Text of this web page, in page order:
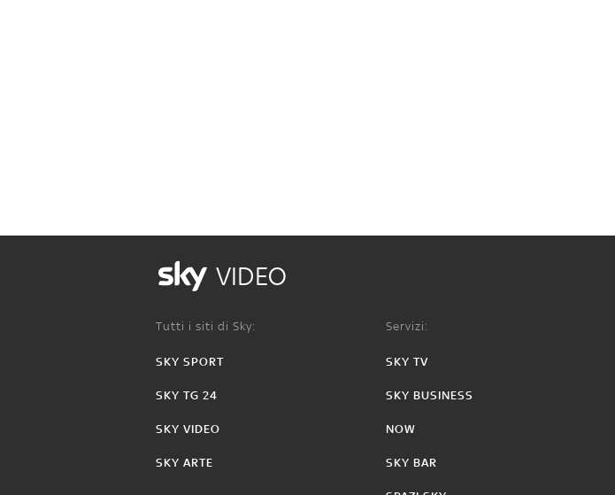
VIDEO
Tutti i siti di Sky:
SKY SPORT
SKY TG 24
SKY VIDEO
SKY ARTE
Servizi:
SKY TV
SKY BUSINESS
NOW
SKY BAR